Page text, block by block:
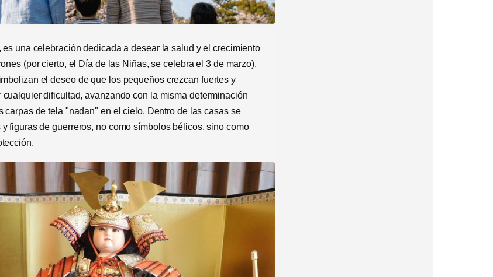
es una celebración dedicada a desear la salud y el crecimiento
(por cierto, el Día de las Niñas, se celebra el 3 de marzo).
el deseo de que los pequeños crezcan fuertes y
cualquier dificultad, avanzando con la misma determinación
carpas de tela "nadan" en el cielo. Dentro de las casas se
figuras de guerreros, no como símbolos bélicos, sino como